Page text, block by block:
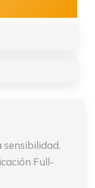
sensibilidad.
Full-